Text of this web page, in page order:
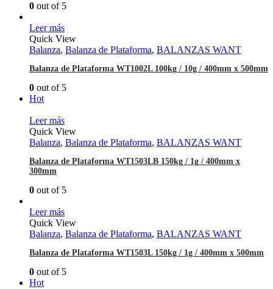
0 out of 5
Leer más
Quick View
Balanza, Balanza de Plataforma, BALANZAS WANT
Balanza de Plataforma WT1002L 100kg / 10g / 400mm x 500mm
0 out of 5
Hot
Leer más
Quick View
Balanza, Balanza de Plataforma, BALANZAS WANT
Balanza de Plataforma WT1503LB 150kg / 1g / 400mm x
300mm
0 out of 5
Leer más
Quick View
Balanza, Balanza de Plataforma, BALANZAS WANT
Balanza de Plataforma WT1503L 150kg / 1g / 400mm x 500mm
0 out of 5
Hot